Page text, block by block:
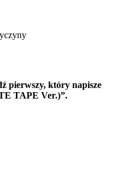
pierwszy, który napisze
TAPE Ver.)”.